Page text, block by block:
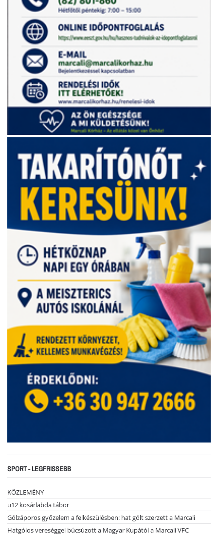
SPORT - LEGFRISSEBB
KÖZLEMÉNY
u12 kosárlabda tábor
Gólzáporos győzelem a felkészülésben: hat gólt szerzett a Marcali
Hatgólos vereséggel búcsúzott a Magyar Kupától a Marcali VFC